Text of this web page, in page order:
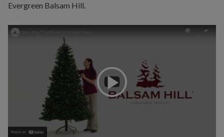
Evergreen Balsam Hill.